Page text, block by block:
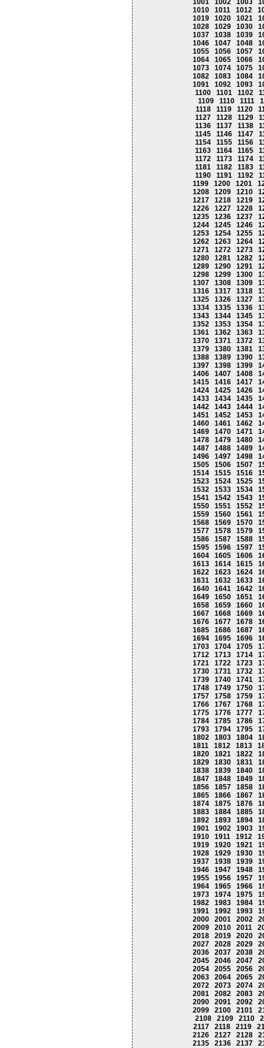
1001
1002 1003
1010
1011 1012
1019
1020 1021
1028
1029 1030
1037
1038 1039
1046
1047 1048
1055
1056 1057
1064
1065 1066
1073
1074 1075
1082
1083 1084
1091
1092 1093
1100
1101 1102
1109
1110 1111
1118
1119 1120
1127
1128 1129
1136
1137 1138
1145
1146 1147
1154
1155 1156
1163
1164 1165
1172
1173 1174
1181
1182 1183
1190
1191 1192
1199
1200 1201
1208
1209 1210
1217
1218 1219
1226
1227 1228
1235
1236 1237
1244
1245 1246
1253
1254 1255
1262
1263 1264
1271
1272 1273
1280
1281 1282
1289
1290 1291
1298
1299 1300
1307
1308 1309
1316
1317 1318
1325
1326 1327
1334
1335 1336
1343
1344 1345
1352
1353 1354
1361
1362 1363
1370
1371 1372
1379
1380 1381
1388
1389 1390
1397
1398 1399
1406
1407 1408
1415
1416 1417
1424
1425 1426
1433
1434 1435
1442
1443 1444
1451
1452 1453
1460
1461 1462
1469
1470 1471
1478
1479 1480
1487
1488 1489
1496
1497 1498
1505
1506 1507
1514
1515 1516
1523
1524 1525
1532
1533 1534
1541
1542 1543
1550
1551 1552
1559
1560 1561
1568
1569 1570
1577
1578 1579
1586
1587 1588
1595
1596 1597
1604
1605 1606
1613
1614 1615
1622
1623 1624
1631
1632 1633
1640
1641 1642
1649
1650 1651
1658
1659 1660
1667
1668 1669
1676
1677 1678
1685
1686 1687
1694
1695 1696
1703
1704 1705
1712
1713 1714
1721
1722 1723
1730
1731 1732
1739
1740 1741
1748
1749 1750
1757
1758 1759
1766
1767 1768
1775
1776 1777
1784
1785 1786
1793
1794 1795
1802
1803 1804
1811
1812 1813
1820
1821 1822
1829
1830 1831
1838
1839 1840
1847
1848 1849
1856
1857 1858
1865
1866 1867
1874
1875 1876
1883
1884 1885
1892
1893 1894
1901
1902 1903
1910
1911 1912
1919
1920 1921
1928
1929 1930
1937
1938 1939
1946
1947 1948
1955
1956 1957
1964
1965 1966
1973
1974 1975
1982
1983 1984
1991
1992 1993
2000
2001 2002
2009
2010 2011
2018
2019 2020
2027
2028 2029
2036
2037 2038
2045
2046 2047
2054
2055 2056
2063
2064 2065
2072
2073 2074
2081
2082 2083
2090
2091 2092
2099
2100 2101
2108
2109 2110
2117
2118 2119
2126
2127 2128
2135
2136 2137